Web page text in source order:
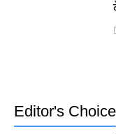
Editor's Choice